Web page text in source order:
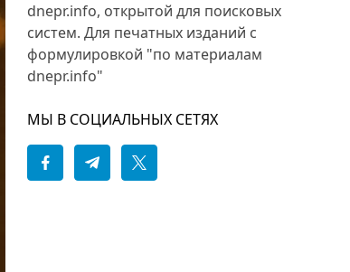
dnepr.info, открытой для поисковых
систем. Для печатных изданий с
формулировкой "по материалам
dnepr.info"
МЫ В СОЦИАЛЬНЫХ СЕТЯХ